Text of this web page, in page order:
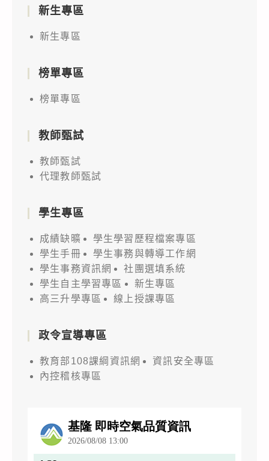
新生專區
新生專區
榜單專區
榜單專區
教師甄試
教師甄試
代理教師甄試
學生專區
成績缺曠
學生學習歷程檔案專區
學生手冊
學生事務與轉導工作網
學生事務資訊網
社團選填系統
學生自主學習專區
新生專區
高三升學專區
線上授課專區
政令宣導專區
教育部108課綱資訊網
資訊安全專區
內控稽核專區